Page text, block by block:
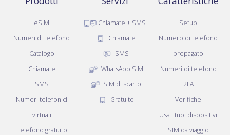
eSIM
Numeri di telefono
Catalogo
Chiamate
SMS
Numeri telefonici
virtuali
Telefono gratuito
Chiamate + SMS
Chiamate
SMS
WhatsApp SIM
SIM di scarto
Gratuito
Setup
Numero di telefono
prepagato
Numeri di telefono
2FA
Verifiche
Usa i tuoi dispositivi
SIM da viaggio